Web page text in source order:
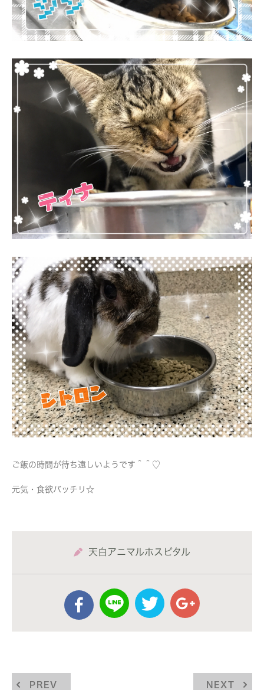
ご飯の時間が待ち遠しいようです＾＾♡
元気・食欲バッチリ☆
天白アニマルホスピタル
PREV NEXT